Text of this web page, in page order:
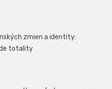
zmien a identity:
totality